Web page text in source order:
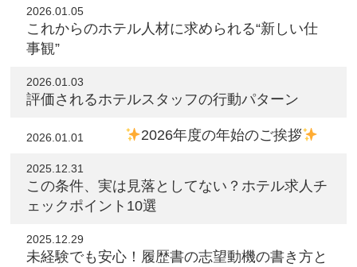
2026.01.05
これからのホテル人材に求められる“新しい仕
事観”
2026.01.03
評価されるホテルスタッフの行動パターン
2026.01.01 2026年度の年始のご挨拶
2025.12.31
この条件、実は見落としてない？ホテル求人チ
ェックポイント10選
2025.12.29
未経験でも安心！履歴書の志望動機の書き方と